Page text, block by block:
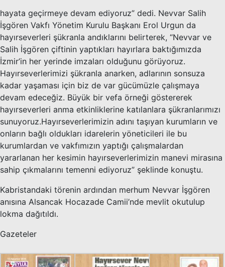
hayata geçirmeye devam ediyoruz” dedi. Nevvar Salih
İşgören Vakfı Yönetim Kurulu Başkanı Erol Urgun da
hayırseverleri şükranla andıklarını belirterek, “Nevvar ve
Salih İşgören çiftinin yaptıkları hayırlara baktığımızda
İzmir’in her yerinde imzaları olduğunu görüyoruz.
Hayırseverlerimizi şükranla anarken, adlarının sonsuza
kadar yaşaması için biz de var gücümüzle çalışmaya
devam edeceğiz. Büyük bir vefa örneği göstererek
hayırseverleri anma etkinliklerine katılanlara şükranlarımızı
sunuyoruz.Hayırseverlerimizin adını taşıyan kurumların ve
onların bağlı oldukları idarelerin yöneticileri ile bu
kurumlardan ve vakfımızın yaptığı çalışmalardan
yararlanan her kesimin hayırseverlerimizin manevi mirasına
sahip çıkmalarını temenni ediyoruz” şeklinde konuştu.
Kabristandaki törenin ardından merhum Nevvar İşgören
anısına Alsancak Hocazade Camii’nde mevlit okutulup
lokma dağıtıldı.
Gazeteler